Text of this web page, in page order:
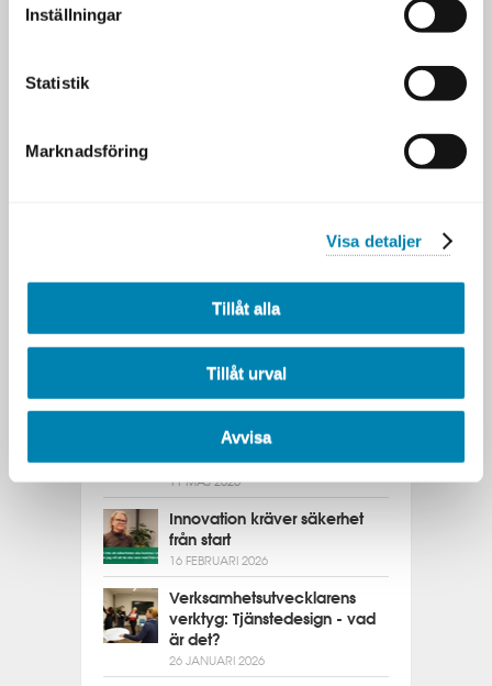
Inställningar
Statistik
Marknadsföring
Visa detaljer
Tillåt alla
Tillåt urval
Avvisa
Alexandra om att fördjupa sin
kunskap inom IT-arkitektur
12 MAJ 2026
Vad är GDPR och vad innebär
det i praktiken?
11 MAJ 2026
mer fragmenterad
verksamhet
11 MAJ 2026
Innovation kräver säkerhet
från start
16 FEBRUARI 2026
Verksamhetsutvecklarens
verktyg: Tjänstedesign - vad
är det?
26 JANUARI 2026